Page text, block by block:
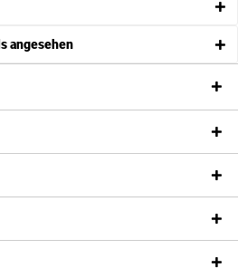
angesehen